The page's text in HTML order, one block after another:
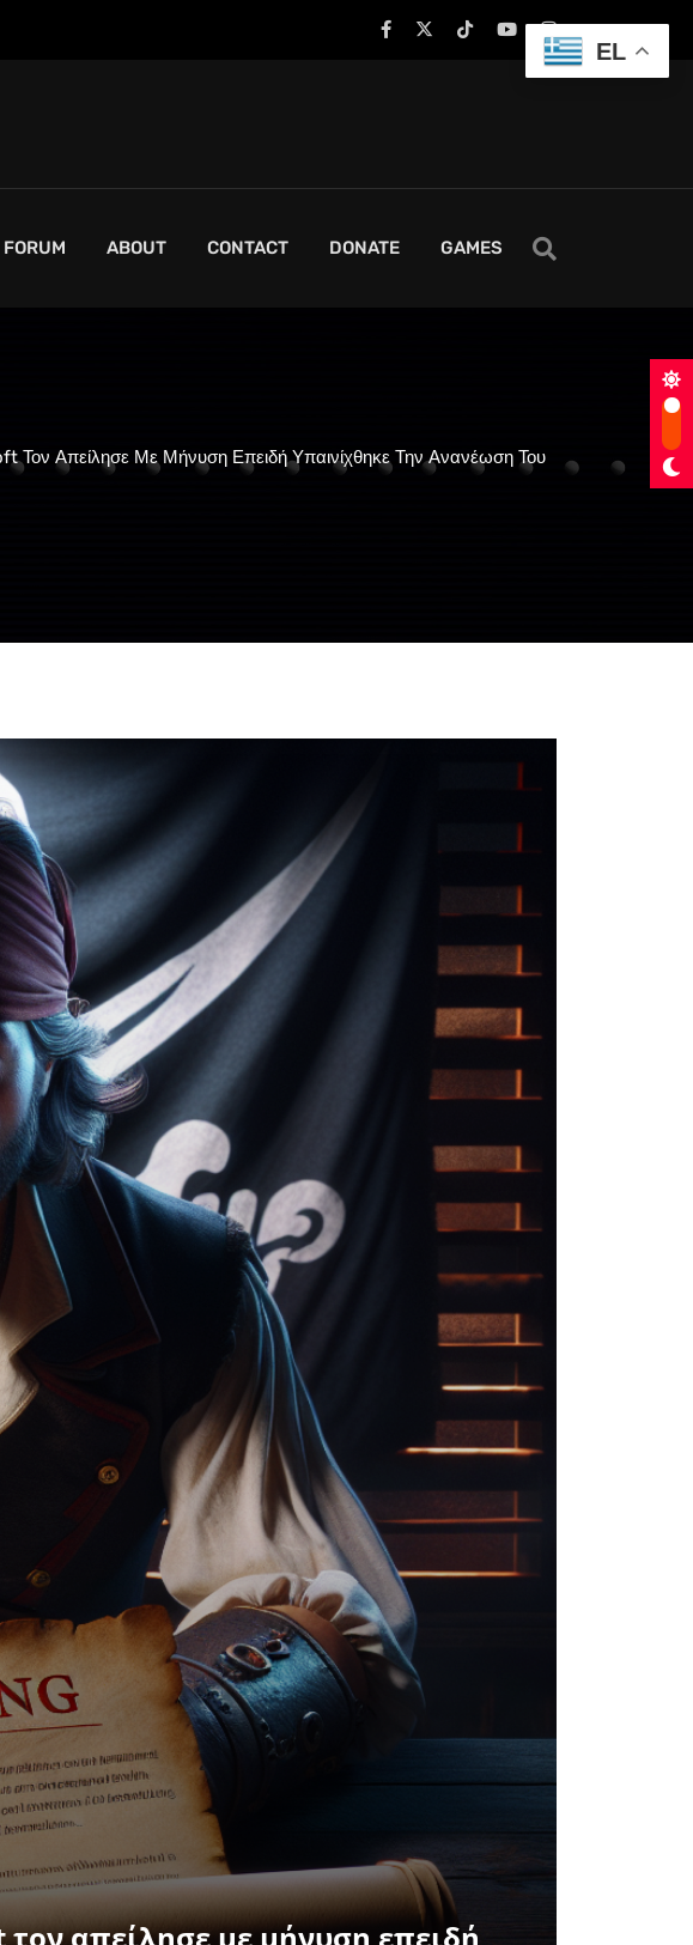
FORUM ABOUT CONTACT DONATE GAMES
Τον Απείλησε Με Μήνυση Επειδή Υπαινίχθηκε Την Ανανέωση Του
EL